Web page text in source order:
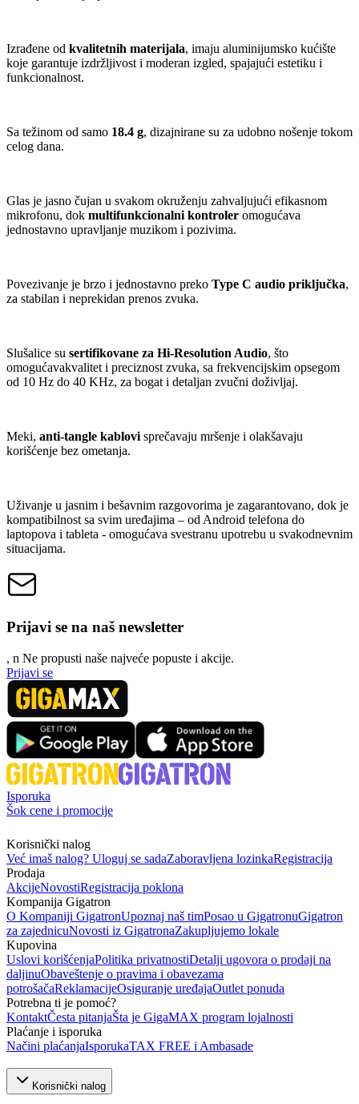
Izrađene od kvalitetnih materijala, imaju aluminijumsko kućište
koje garantuje izdržljivost i moderan izgled, spajajući estetiku i
funkcionalnost.
Sa težinom od samo 18.4 g, dizajnirane su za udobno nošenje tokom
celog dana.
Glas je jasno čujan u svakom okruženju zahvaljujući efikasnom
mikrofonu, dok multifunkcionalni kontroler omogućava
jednostavno upravljanje muzikom i pozivima.
Povezivanje je brzo i jednostavno preko Type C audio priključka,
za stabilan i neprekidan prenos zvuka.
Slušalice su sertifikovane za Hi-Resolution Audio, što
omogućavakvalitet i preciznost zvuka, sa frekvencijskim opsegom
od 10 Hz do 40 KHz, za bogat i detaljan zvučni doživljaj.
Meki, anti-tangle kablovi sprečavaju mršenje i olakšavaju
korišćenje bez ometanja.
Uživanje u jasnim i bešavnim razgovorima je zagarantovano, dok je
kompatibilnost sa svim uređajima – od Android telefona do
laptopova i tableta - omogućava svestranu upotrebu u svakodnevnim
situacijama.
Prijavi se na naš newsletter
, n Ne propusti naše najveće popuste i akcije.
Prijavi se
Isporuka
Šok cene i promocije
Korisnički nalog
Već imaš nalog? Uloguj se sadaZaboravljena lozinkaRegistracija
Prodaja
AkcijeNovostiRegistracija poklona
Kompanija Gigatron
O Kompaniji GigatronUpoznaj naš timPosao u GigatronuGigatron
za zajednicuNovosti iz GigatronaZakupljujemo lokale
Kupovina
Uslovi korišćenjaPolitika privatnostiDetalji ugovora o prodaji na
daljinuObaveštenje o pravima i obavezama
potrošačaReklamacijeOsiguranje uređajaOutlet ponuda
Potrebna ti je pomoć?
KontaktČesta pitanjaŠta je GigaMAX program lojalnosti
Plaćanje i isporuka
Načini plaćanjaIsporukaTAX FREE i Ambasade
Korisnički nalog